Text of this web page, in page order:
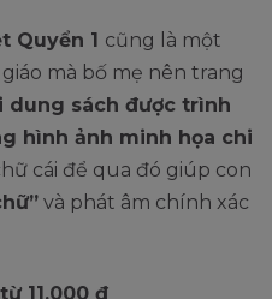
Quyển 1 cũng là một
mà bố mẹ nên trang
dung sách được trình
hình ảnh minh họa chi
cái để qua đó giúp con
và phát âm chính xác
11.000 đ